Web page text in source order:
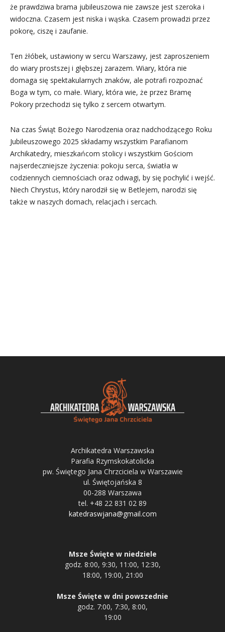
że prawdziwa brama jubileuszowa nie zawsze jest szeroka i
widoczna. Czasem jest niska i wąska. Czasem prowadzi przez
pokorę, ciszę i zaufanie.
Ten żłóbek, ustawiony w sercu Warszawy, jest zaproszeniem
do wiary prostszej i głębszej zarazem. Wiary, która nie
domaga się spektakularnych znaków, ale potrafi rozpoznać
Boga w tym, co małe. Wiary, która wie, że przez Bramę
Pokory przechodzi się tylko z sercem otwartym.
Na czas Świąt Bożego Narodzenia oraz nadchodzącego Roku
Jubileuszowego 2025 składamy wszystkim Parafianom
Archikatedry, mieszkańcom stolicy i wszystkim Gościom
najserdeczniejsze życzenia: pokoju serca, światła w
codziennych ciemnościach oraz odwagi, by się pochylić i wejść.
Niech Chrystus, który narodził się w Betlejem, narodzi się
także w naszych domach, relacjach i sercach.
Archikatedra Warszawska
Parafia Rzymskokatolicka
pw. Świętego Jana Chrzciciela w Warszawie
ul. Świętojańska 8
00-288 Warszawa
tel. +48 22 831 02 89
katedraswjana@gmail.com
Msze Święte w niedziele
godz. 8:00, 9:30, 11:00, 12:30,
18:00, 19:00, 21:00
Msze Święte w dni powszednie
godz. 7:00, 7:30, 8:00,
19:00